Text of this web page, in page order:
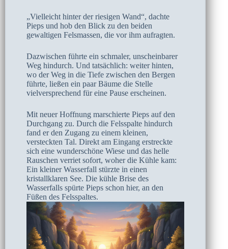
„Vielleicht hinter der riesigen Wand“, dachte
Pieps und hob den Blick zu den beiden
gewaltigen Felsmassen, die vor ihm aufragten.
Dazwischen führte ein schmaler, unscheinbarer
Weg hindurch. Und tatsächlich: weiter hinten,
wo der Weg in die Tiefe zwischen den Bergen
führte, ließen ein paar Bäume die Stelle
vielversprechend für eine Pause erscheinen.
Mit neuer Hoffnung marschierte Pieps auf den
Durchgang zu. Durch die Felsspalte hindurch
fand er den Zugang zu einem kleinen,
versteckten Tal. Direkt am Eingang erstreckte
sich eine wunderschöne Wiese und das helle
Rauschen verriet sofort, woher die Kühle kam:
Ein kleiner Wasserfall stürzte in einen
kristallklaren See. Die kühle Brise des
Wasserfalls spürte Pieps schon hier, an den
Füßen des Felsspaltes.